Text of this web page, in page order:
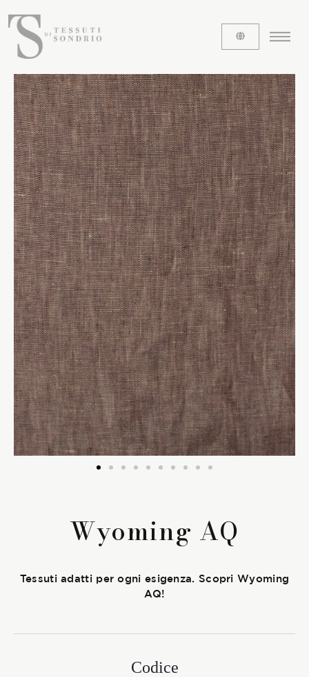
Wyoming AQ
Tessuti adatti per ogni esigenza. Scopri Wyoming
AQ!
Codice
CHI SIAMO
Le etichette
La nostra storia
Lavora con noi
Share our fabrics
I TESSUTI
La Stagione Autunno/Inverno
La Stagione Primavera/Estate
Le sotto-collezioni
Le caratteristiche
Heart for Earth
Certificazioni